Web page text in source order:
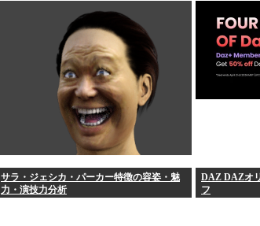
サラ・ジェシカ・パーカー特徴の容姿・魅
力・演技力分析
DAZ DAZオ
フ